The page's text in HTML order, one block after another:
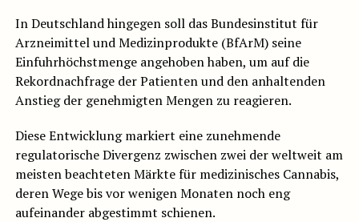
In Deutschland hingegen soll das Bundesinstitut für
Arzneimittel und Medizinprodukte (BfArM) seine
Einfuhrhöchstmenge angehoben haben, um auf die
Rekordnachfrage der Patienten und den anhaltenden
Anstieg der genehmigten Mengen zu reagieren.
Diese Entwicklung markiert eine zunehmende
regulatorische Divergenz zwischen zwei der weltweit am
meisten beachteten Märkte für medizinisches Cannabis,
deren Wege bis vor wenigen Monaten noch eng
aufeinander abgestimmt schienen.